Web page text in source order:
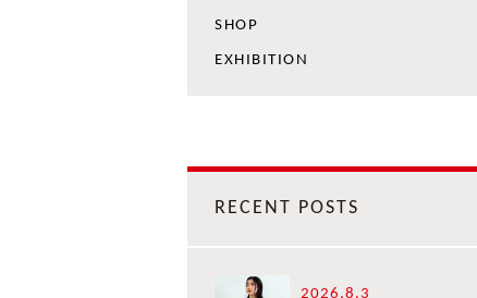
SHOP
EXHIBITION
RECENT POSTS
2026.8.3